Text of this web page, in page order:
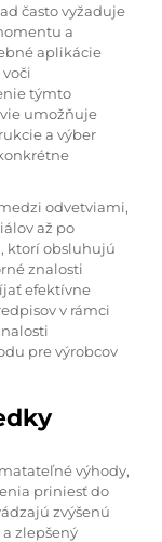
často vyžaduje
a
aplikácie
týmto
umožňuje
a výber
odvetviami,
až po
ktorí obsluhujú
znalosti
efektívne
v rámci
pre výrobcov
výhody,
priniesť do
zvýšenú
zlepšený